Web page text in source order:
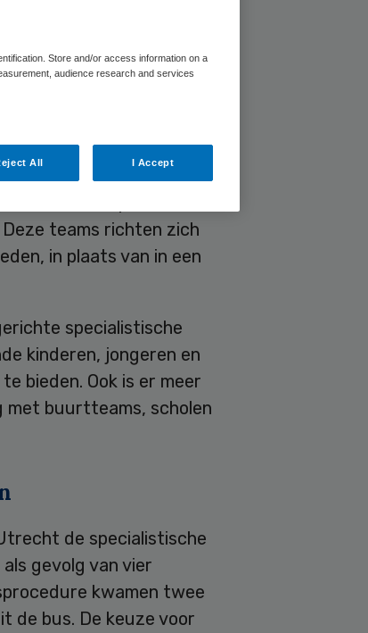
jeugdhulp
teams richten zich
in plaats van in een
specialistische
kinderen, jongeren en
bieden. Ook is er meer
met buurtteams, scholen
de specialistische
gevolg van vier
kwamen twee
de bus. De keuze voor
Store and/or access information on a
audience research and services
All I Accept